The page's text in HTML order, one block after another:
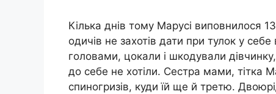
Кілька днів тому Марусі виповнилося
одичів не захотів дати при тулок у
головами, цокали і шкодували
до себе не хотіли. Сестра мами, тітка
спиногризів, куди їй ще й третю.